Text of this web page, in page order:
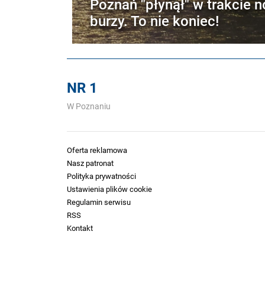
Poznań "płynął" w trakcie
burzy. To nie koniec!
NR 1
W Poznaniu
Oferta reklamowa
Nasz patronat
Polityka prywatności
Ustawienia plików cookie
Regulamin serwisu
RSS
Kontakt